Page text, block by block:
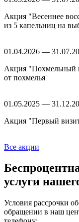
Акция "Весеннее
из 5 капельниц на
01.04.2026 —
Акция "Похмельный
от похмелья
01.05.2025 —
Акция "Первый
Все акции
услуги
Условия рассрочки
обращении в наш